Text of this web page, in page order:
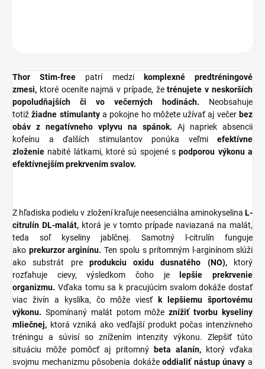
Thor Stim-free patrí medzi
komplexné predtréningové
zmesi, ktoré oceníte najmä v prípade, žetrénujete v neskorších
popoludňajších či vo večerných hodinách. Neobsahuje
totižžiadne stimulanty a pokojne ho môžete užívať aj večer bez
obáv z negatívneho vplyvu na spánok. Aj napriek absencii
kofeínu a ďalších stimulantov ponúka veľmiefektívne
zloženie nabité látkami, ktoré sú spojené spodporou výkonu a
efektívnejším prekrvením svalov.
Z hľadiska podielu v zložení kraľuje neesenciálna aminokyselina L-
citrulín DL-malát,ktorá je v tomto prípade naviazaná na malát,
teda soľ kyseliny jablčnej. Samotný l-citrulín funguje
ako prekurzor arginínu. Ten spolu s prítomným l-arginínom slúži
ako substrát pre produkciu oxidu dusnatého (NO),ktorý
rozťahuje cievy, výsledkom čoho je
lepšie prekrvenie
organizmu. Vďaka tomu sa k pracujúcim svalom dokáže dostať
viac živín a kyslíka, čo môže viesť
k lepšiemu športovému
výkonu. Spomínaný malát potom môžeznížiť tvorbu kyseliny
mliečnej, ktorá vzniká ako vedľajší produkt počas intenzívneho
tréningu a súvisí so znížením intenzity výkonu. Zlepšiť túto
situáciu môže pomôcť aj prítomný
beta alanín,ktorý vďaka
svojmu mechanizmu pôsobenia dokážeoddialiť nástup únavy a